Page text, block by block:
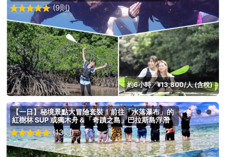
(9則)
約6小時／¥13,800/人 (含稅)
【一日】秘境景點大冒險套裝！前往「水落瀑布」的
紅樹林 SUP 或獨木舟＆「奇蹟之島」巴拉斯島浮潛
(13則)